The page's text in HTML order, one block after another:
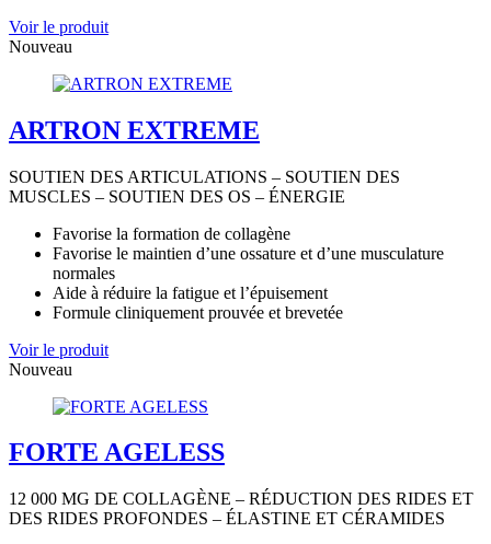
Voir le produit
Nouveau
ARTRON EXTREME
SOUTIEN DES ARTICULATIONS – SOUTIEN DES
MUSCLES – SOUTIEN DES OS – ÉNERGIE
Favorise la formation de collagène
Favorise le maintien d’une ossature et d’une musculature
normales
Aide à réduire la fatigue et l’épuisement
Formule cliniquement prouvée et brevetée
Voir le produit
Nouveau
FORTE AGELESS
12 000 MG DE COLLAGÈNE – RÉDUCTION DES RIDES ET
DES RIDES PROFONDES – ÉLASTINE ET CÉRAMIDES